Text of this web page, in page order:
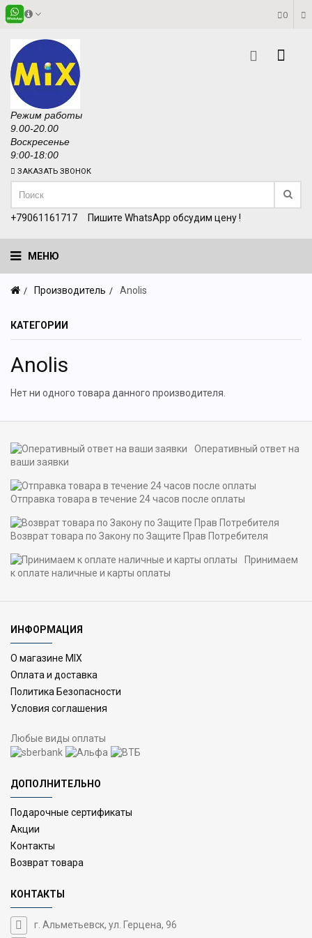
0
Режим работы
9.00-20.00
Воскресенье
9:00-18:00
ЗАКАЗАТЬ ЗВОНОК
+79061161717 Пишите WhatsApp обсудим цену !
МЕНЮ
Производитель Anolis
КАТЕГОРИИ
Anolis
Нет ни одного товара данного производителя.
Оперативный ответ на
ваши заявки
Отправка товара в течение 24 часов после оплаты
Возврат товара по Закону по Защите Прав Потребителя
Принимаем
к оплате наличные и карты оплаты
ИНФОРМАЦИЯ
О магазине MIX
Оплата и доставка
Политика Безопасности
Условия соглашения
Любые виды оплаты
ДОПОЛНИТЕЛЬНО
Подарочные сертификаты
Акции
Контакты
Возврат товара
КОНТАКТЫ
г. Альметьевск, ул. Герцена, 96